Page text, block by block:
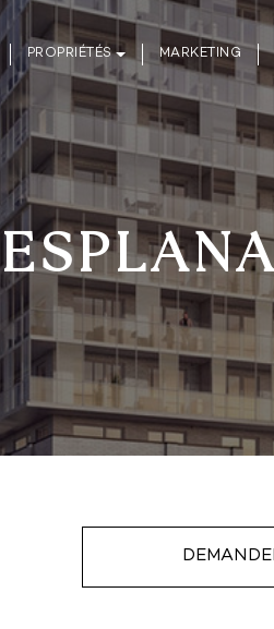
PROPRIÉTÉS MARKETING